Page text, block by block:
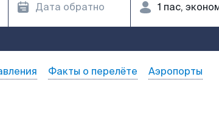
Факты о перелёте Аэропорты